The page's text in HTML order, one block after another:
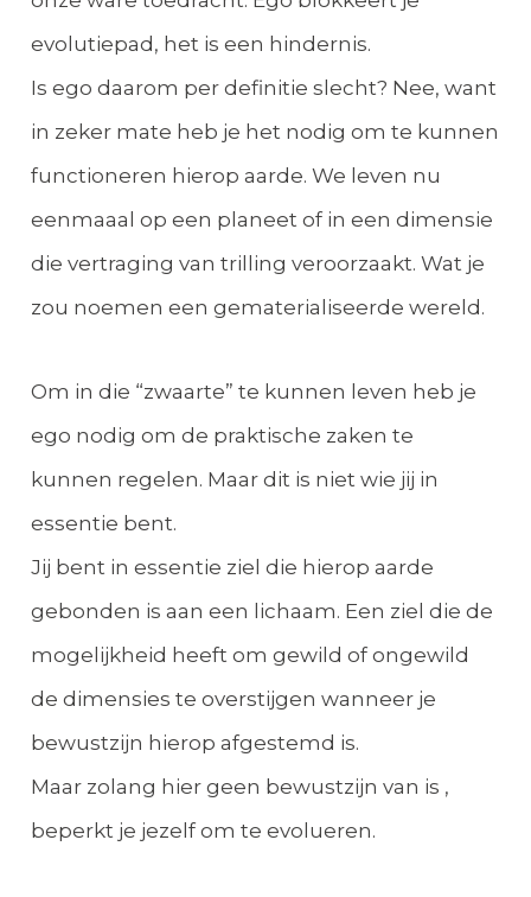
evolutiepad, het is een hindernis.
Is ego daarom per definitie slecht? Nee, want
in zeker mate heb je het nodig om te kunnen
functioneren hierop aarde. We leven nu
eenmaaal op een planeet of in een dimensie
die vertraging van trilling veroorzaakt. Wat je
zou noemen een gematerialiseerde wereld.
Om in die “zwaarte” te kunnen leven heb je
ego nodig om de praktische zaken te
kunnen regelen. Maar dit is niet wie jij in
essentie bent.
Jij bent in essentie ziel die hierop aarde
gebonden is aan een lichaam. Een ziel die de
mogelijkheid heeft om gewild of ongewild
de dimensies te overstijgen wanneer je
bewustzijn hierop afgestemd is.
Maar zolang hier geen bewustzijn van is ,
beperkt je jezelf om te evolueren.